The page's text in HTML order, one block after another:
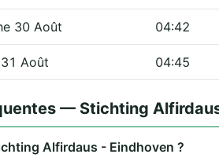
30 Août 04:42
Août 04:45
— Stichting
Alfirdaus - Eindhoven ?